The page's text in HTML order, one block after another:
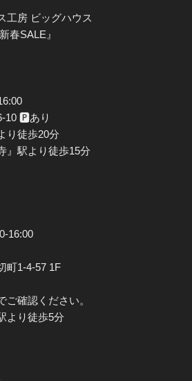
工房 ビッグハウス
春SALE』
10 🅿︎あり
り徒歩20分
』駅より徒歩15分
16:00
町1-4-57 1F
確認ください。
より徒歩5分